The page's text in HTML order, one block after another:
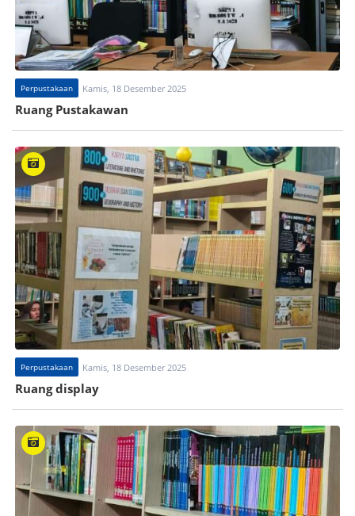
Perpustakaan Kamis, 18 Desember 2025
Ruang Pustakawan
Perpustakaan Kamis, 18 Desember 2025
Ruang display